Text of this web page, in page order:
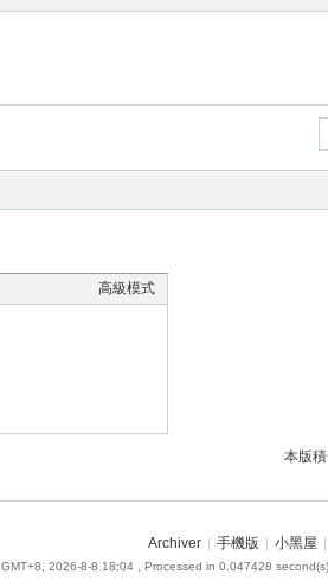
高級模式
本版
Archiver 手機版 小黑屋
GMT+8, 2026-8-8 18:04 , Processed in 0.047428